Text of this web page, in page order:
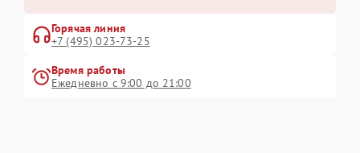
Горячая линия
+7 (495) 023-73-25
Время работы
Ежедневно с 9:00 до 21:00